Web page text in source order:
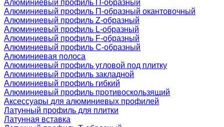
Алюминиевый профиль П-образный
Алюминиевый профиль П-образный окантовочный
Алюминиевый профиль Z-образный
Алюминиевый профиль L-образный
Алюминиевый профиль F-образный
Алюминиевый профиль C-образный
Алюминиевая полоса
Алюминиевый профиль угловой под плитку
Алюминиевый профиль закладной
Алюминиевый профиль гибкий
Алюминиевый профиль противоскользящий
Аксессуары для алюминиевых профилей
Латунный профиль для плитки
Латунная вставка